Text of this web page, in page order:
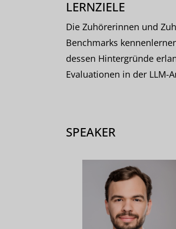
LERNZIELE
Die Zuhörerinnen und
Benchmarks
dessen Hintergründe
Evaluationen in der LLM-
SPEAKER